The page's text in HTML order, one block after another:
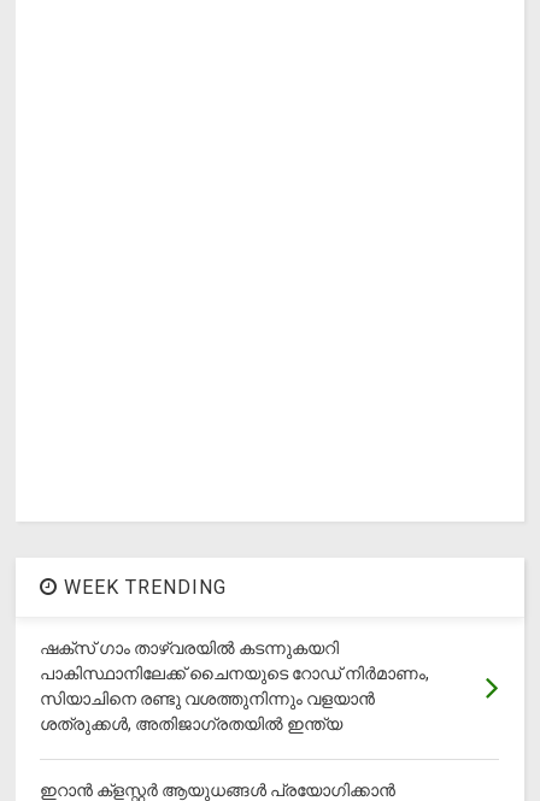
WEEK TRENDING
ഷക്സ് ​ഗാം താഴ്‌വരയിൽ കടന്നുകയറി
പാകിസ്ഥാനിലേക്ക് ചൈനയുടെ റോഡ് നിർമാണം,
സിയാചിനെ രണ്ടു വശത്തുനിന്നും വളയാൻ
ശത്രുക്കൾ, അതിജാ​ഗ്രതയിൽ ഇന്ത്യ
ഇറാന്‍ ക്‌ളസ്റ്റര്‍ ആയുധങ്ങള്‍ പ്രയോഗിക്കാന്‍